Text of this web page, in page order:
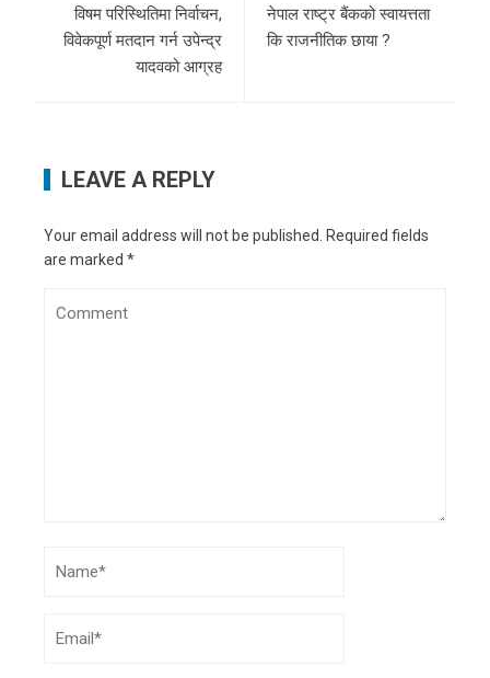
विषम परिस्थितिमा निर्वाचन,
विवेकपूर्ण मतदान गर्न उपेन्द्र
यादवको आग्रह
नेपाल राष्ट्र बैंकको स्वायत्तता
कि राजनीतिक छाया ?
LEAVE A REPLY
Your email address will not be published. Required fields
are marked *